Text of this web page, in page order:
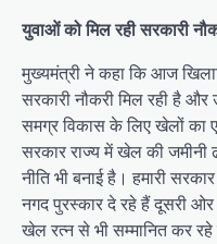
युवाओं को मिल रही सरकारी
मुख्यमंत्री ने कहा कि आज
सरकारी नौकरी मिल रही है
समग्र विकास के लिए खेलों का
सरकार राज्य में खेल की जमीनी
नीति भी बनाई है। हमारी
नगद पुरस्कार दे रहे हैं दूसरी ओर
खेल रत्न से भी सम्मानित कर रहे